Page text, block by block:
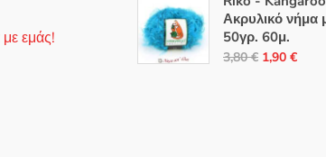
εμάς!
was:
7,50 €.
τιμή
Ακρυλικό νήμα
50γρ. 60μ.
3,80€ Original
1,90 €Η